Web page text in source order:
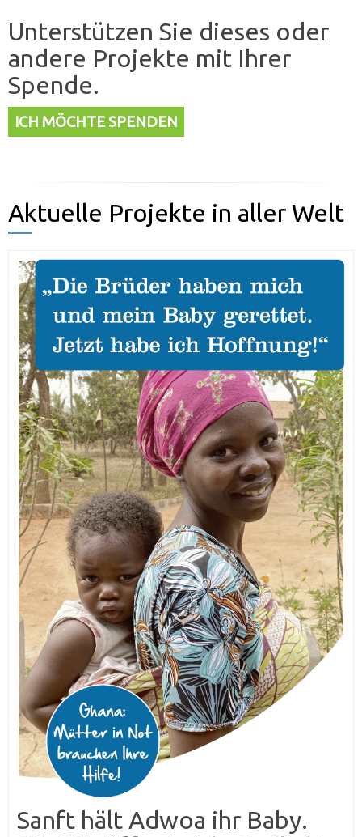
Unterstützen Sie dieses oder
andere Projekte mit Ihrer
Spende.
ICH MÖCHTE SPENDEN
Aktuelle Projekte in aller Welt
Sanft hält Adwoa ihr Baby.